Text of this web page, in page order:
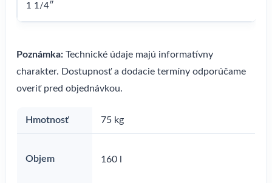
1 1/4″
Poznámka: Technické údaje majú informatívny
charakter. Dostupnosť a dodacie termíny odporúčame
overiť pred objednávkou.
Hmotnosť 75 kg
Objem 160 l